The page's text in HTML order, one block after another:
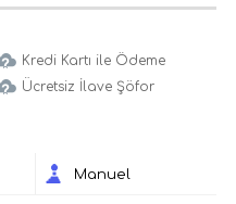
Kredi Kartı ile Ödeme
Ücretsiz İlave Şöfor
Manuel